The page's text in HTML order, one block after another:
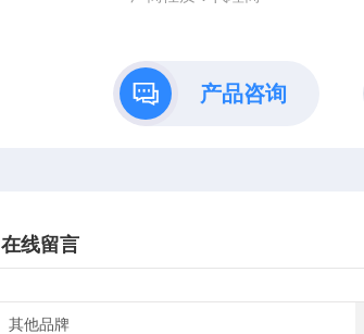
产品咨询
在线留言
其他品牌